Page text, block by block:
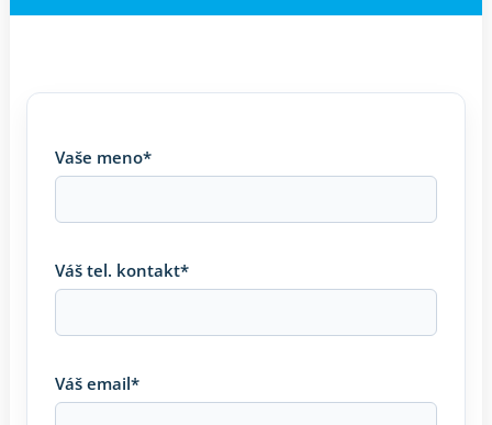
Vaše meno*
Váš tel. kontakt*
Váš email*